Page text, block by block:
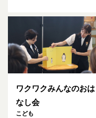
ワクワクみんなのおは
なし会
こども